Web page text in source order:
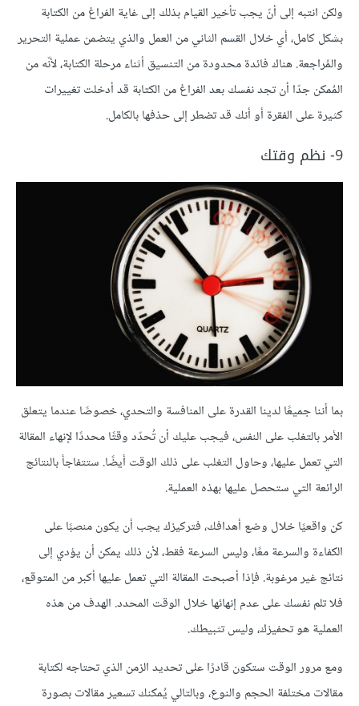
ولكن انتبه إلى أنّ يجب تأخير القيام بذلك إلى غاية الفراغ من الكتابة
بشكل كامل، أي خلال القسم الثاني من العمل والذي يتضمن عملية التحرير
والمُراجعة. هناك فائدة محدودة من التنسيق أثناء مرحلة الكتابة، لأنّه من
المُمكن جدّا أن تجد نفسك بعد الفراغ من الكتابة قد أدخلت تغييرات
كثيرة على الفقرة أو أنك قد تضطر إلى حذفها بالكامل.
9- نظم وقتك
بما أننا جميعًا لدينا القدرة على المنافسة والتحدي، خصوصًا عندما يتعلق
الأمر بالتغلب على النفس، فيجب عليك أن تُحدّد وقتًا محددًا لإنهاء المقالة
التي تعمل عليها، وحاول التغلب على ذلك الوقت أيضًا. ستتفاجأ بالنتائج
الرائعة التي ستحصل عليها بهذه العملية.
كن واقعيًا خلال وضع أهدافك، فتركيزك يجب أن يكون منصبًا على
الكفاءة والسرعة معًا، وليس السرعة فقط، لأن ذلك يمكن أن يؤدي إلى
نتائج غير مرغوبة. فإذا أصبحت المقالة التي تعمل عليها أكبر من المتوقع،
فلا تلم نفسك على عدم إنهائها خلال الوقت المحدد. الهدف من هذه
العملية هو تحفيزك، وليس تثبيطك.
ومع مرور الوقت ستكون قادرًا على تحديد الزمن الذي تحتاجه لكتابة
مقالات مختلفة الحجم والنوع، وبالتالي يُمكنك تسعير مقالات بصورة